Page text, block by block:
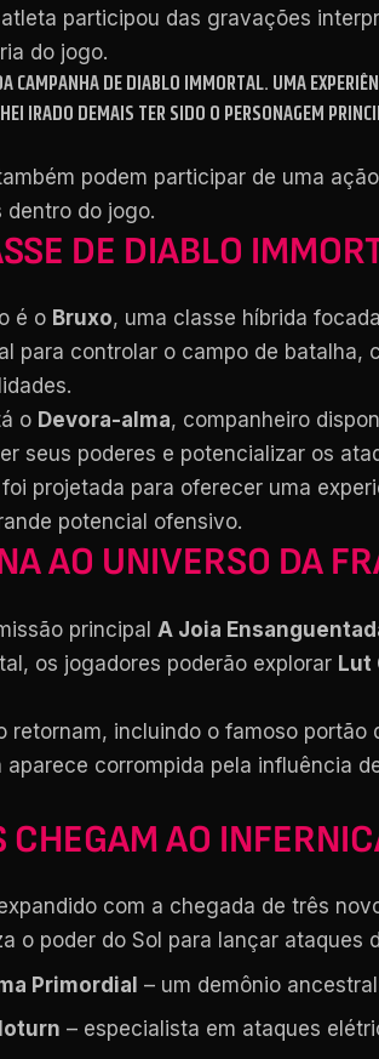
participou das gravações
do jogo.
CAMPANHA DE DIABLO IMMORTAL. UMA
IRADO DEMAIS TER SIDO O PERSONAGEM
podem participar de uma
dentro do jogo.
DE DIABLO
é o Bruxo, uma classe híbrida
para controlar o campo de
o Devora-alma, companheiro
seus poderes e potencializar os
projetada para oferecer uma
potencial ofensivo.
AO UNIVERSO DA
principal A Joia
os jogadores poderão explorar Lut
retornam, incluindo o famoso
corrompida pela influência
CHEGAM AO
com a chegada de três
o poder do Sol para lançar ataques
Primordial – um demônio
– especialista em ataques